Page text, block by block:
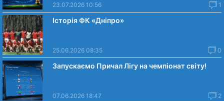
23.07.2026 10:56 1
Історія ФК «Дніпро»
25.06.2026 08:35 0
Запускаємо Причал Лігу на чемпіонат світу!
07.06.2026 18:47 2